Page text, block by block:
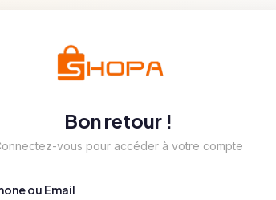
Bon retour !
vous pour accéder à votre compte
ou Email